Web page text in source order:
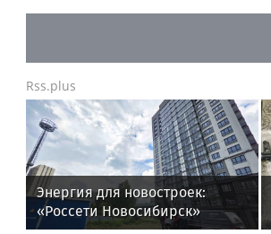
Rss.plus
Энергия для новостроек:
«Россети Новосибирск»
обеспечили почти 12 МВт